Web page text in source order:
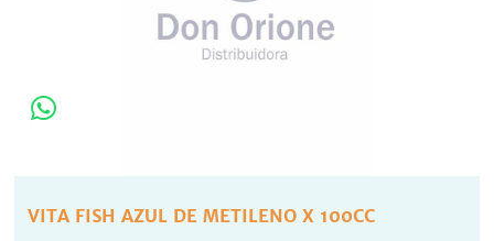
VITA FISH AZUL DE METILENO X 100CC